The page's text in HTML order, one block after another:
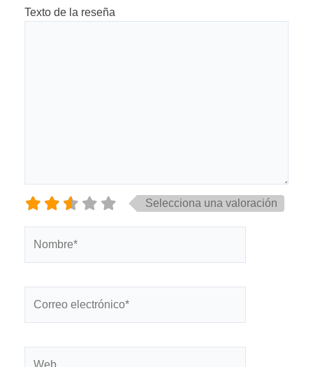
Texto de la reseña
Selecciona una valoración
electrónico*